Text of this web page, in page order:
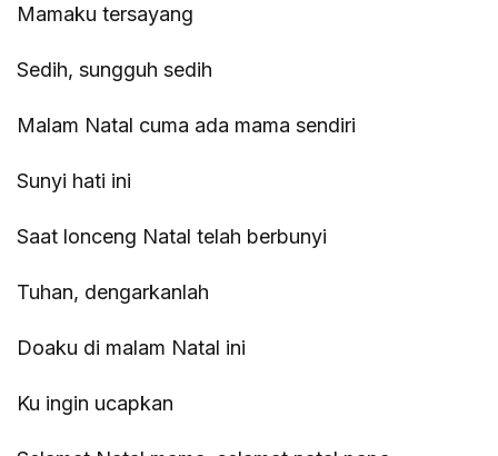
Mamaku tersayang
Sedih, sungguh sedih
Malam Natal cuma ada mama sendiri
Sunyi hati ini
Saat lonceng Natal telah berbunyi
Tuhan, dengarkanlah
Doaku di malam Natal ini
Ku ingin ucapkan